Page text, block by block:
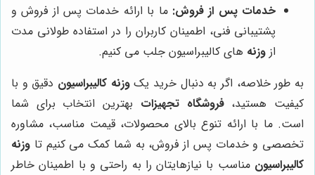
خدمات پس از فروش: ما با ارائه خدمات پس از فروش و
پشتیبانی فنی، اطمینان کاربران را در استفاده طولانی مدت
از وزنه های کالیبراسیون جلب می کنیم.
به طور خلاصه، اگر به دنبال خرید یکوزنه کالیبراسیون دقیق و با
کیفیت هستید،فروشگاه تجهیزات بهترین انتخاب برای شما
است. ما با ارائه تنوع بالای محصولات، قیمت مناسب، مشاوره
تخصصی و خدمات پس از فروش، به شما کمک می کنیم تا وزنه
کالیبراسیون مناسب با نیازهایتان را به راحتی و با اطمینان خاطر